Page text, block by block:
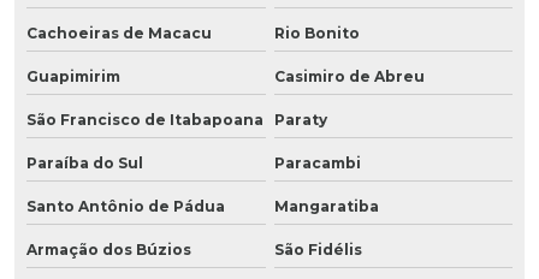
Cachoeiras de Macacu Rio Bonito
Guapimirim Casimiro de Abreu
São Francisco de Itabapoana Paraty
Paraíba do Sul Paracambi
Santo Antônio de Pádua Mangaratiba
Armação dos Búzios São Fidélis